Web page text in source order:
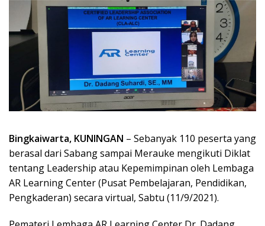
Bingkaiwarta, KUNINGAN – Sebanyak 110 peserta yang
berasal dari Sabang sampai Merauke mengikuti Diklat
tentang Leadership atau Kepemimpinan oleh Lembaga
AR Learning Center (Pusat Pembelajaran, Pendidikan,
Pengkaderan) secara virtual, Sabtu (11/9/2021).